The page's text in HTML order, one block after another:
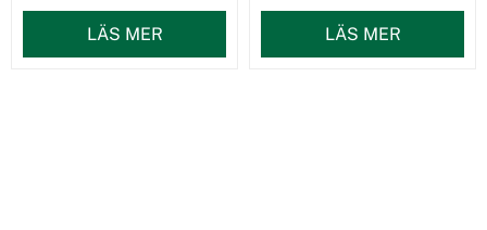
LÄS MER LÄS MER